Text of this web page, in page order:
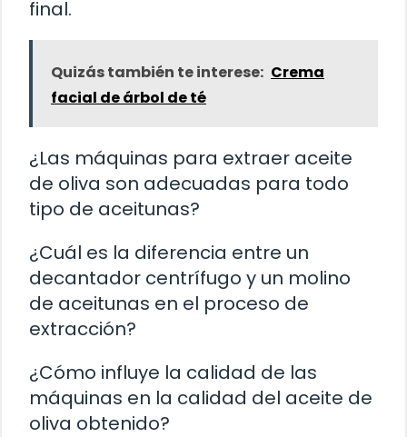
final.
Quizás también te interese: Crema
facial de árbol de té
¿Las máquinas para extraer aceite
de oliva son adecuadas para todo
tipo de aceitunas?
¿Cuál es la diferencia entre un
decantador centrífugo y un molino
de aceitunas en el proceso de
extracción?
¿Cómo influye la calidad de las
máquinas en la calidad del aceite de
oliva obtenido?